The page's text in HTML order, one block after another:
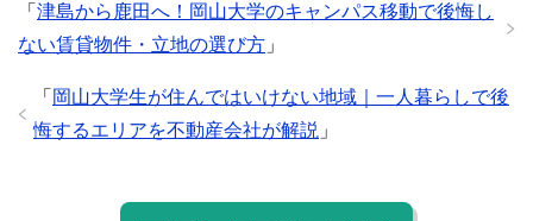
o
k
「 津島から鹿田へ！岡山大学のキャンパス移動で後悔し
ない賃貸物件・立地の選び方 」
「 岡山大学生が住んではいけない地域｜一人暮らしで後
悔するエリアを不動産会社が解説 」